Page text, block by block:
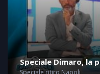
Speciale Dimaro, la
Speciale ritiro Napoli